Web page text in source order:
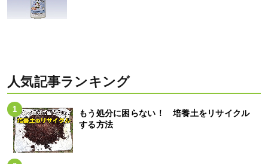
人気記事ランキング
もう処分に困らない！ 培養土をリサイクル
する方法